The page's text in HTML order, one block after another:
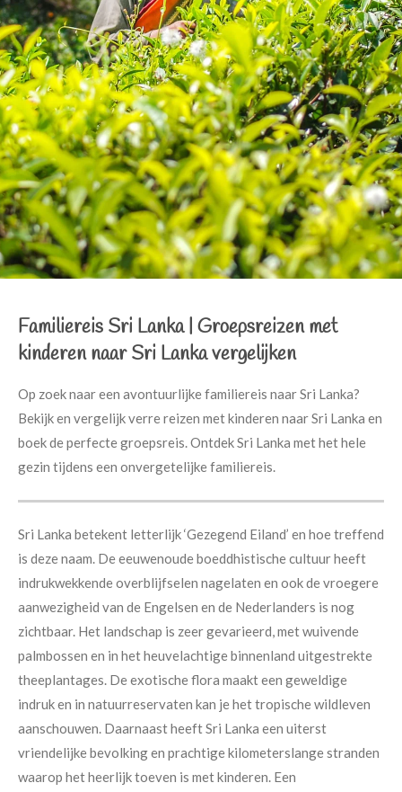
Familiereis Sri Lanka| Groepsreizen met
kinderen naar Sri Lanka vergelijken
Op zoek naar een avontuurlijke familiereis naar Sri Lanka?
Bekijk en vergelijk verre reizen met kinderen naar Sri Lanka en
boek de perfecte groepsreis. Ontdek Sri Lanka met het hele
gezin tijdens een onvergetelijke familiereis.
Sri Lanka betekent letterlijk ‘Gezegend Eiland’ en hoe treffend
is deze naam. De eeuwenoude boeddhistische cultuur heeft
indrukwekkende overblijfselen nagelaten en ook de vroegere
aanwezigheid van de Engelsen en de Nederlanders is nog
zichtbaar. Het landschap is zeer gevarieerd, met wuivende
palmbossen en in het heuvelachtige binnenland uitgestrekte
theeplantages. De exotische flora maakt een geweldige
indruk en in natuurreservaten kan je het tropische wildleven
aanschouwen. Daarnaast heeft Sri Lanka een uiterst
vriendelijke bevolking en prachtige kilometerslange stranden
waarop het heerlijk toeven is met kinderen. Een